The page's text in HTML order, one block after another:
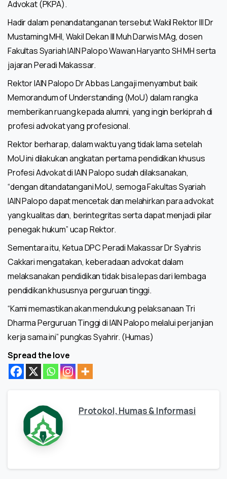
Advokat (PKPA).
Hadir dalam penandatanganan tersebut Wakil Rektor III Dr
Mustaming MHI, Wakil Dekan III Muh Darwis MAg, dosen
Fakultas Syariah IAIN Palopo Wawan Haryanto SH MH serta
jajaran Peradi Makassar.
Rektor IAIN Palopo Dr Abbas Langaji menyambut baik
Memorandum of Understanding (MoU) dalam rangka
memberikan ruang kepada alumni, yang ingin berkiprah di
profesi advokat yang profesional.
Rektor berharap, dalam waktu yang tidak lama setelah
MoU ini dilakukan angkatan pertama pendidikan khusus
Profesi Advokat di IAIN Palopo sudah dilaksanakan,
“dengan ditandatangani MoU, semoga Fakultas Syariah
IAIN Palopo dapat mencetak dan melahirkan para advokat
yang kualitas dan, berintegritas serta dapat menjadi pilar
penegak hukum” ucap Rektor.
Sementara itu, Ketua DPC Peradi Makassar Dr Syahris
Cakkari mengatakan, keberadaan advokat dalam
melaksanakan pendidikan tidak bisa lepas dari lembaga
pendidikan khususnya perguruan tinggi.
“Kami memastikan akan mendukung pelaksanaan Tri
Dharma Perguruan Tinggi di IAIN Palopo melalui perjanjian
kerja sama ini” pungkas Syahrir. (Humas)
Spread the love
Protokol, Humas & Informasi